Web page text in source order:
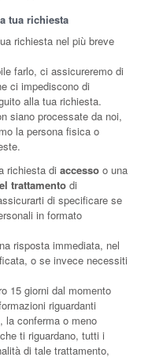
tua richiesta
richiesta nel più breve
farlo, ci assicureremo di
ci impediscono di
alla tua richiesta.
siano processate da noi,
la persona fisica o
richiesta di accesso o una
trattamento di
di specificare se
in formato
risposta immediata, nel
o se invece necessiti
15 giorni dal momento
riguardanti
la conferma o meno
ti riguardano, tutti i
di tale trattamento,